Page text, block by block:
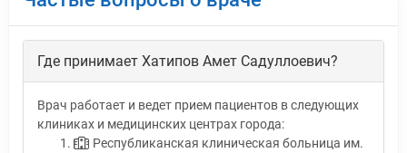
Где принимает Хатипов Амет Садуллоевич?
Врач работает и ведет прием пациентов в следующих
клиниках и медицинских центрах города:
Республиканская клиническая больница им.